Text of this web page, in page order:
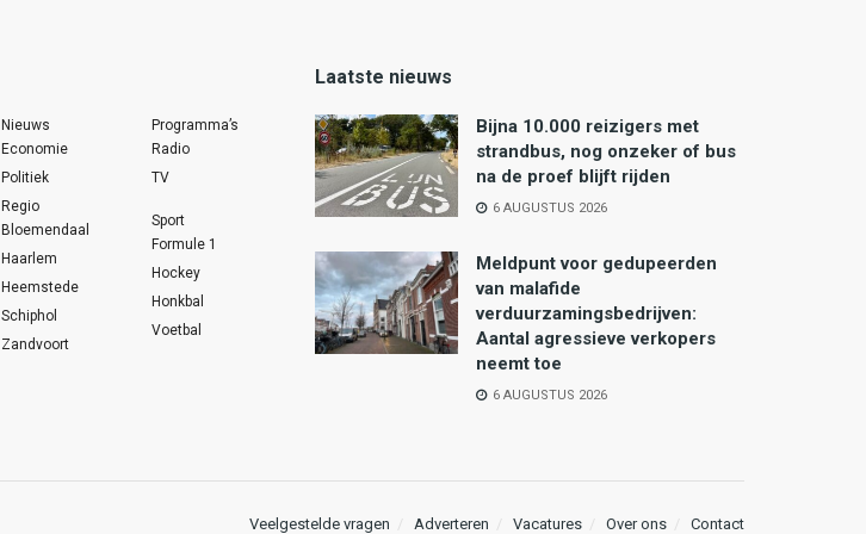
Nieuws
Economie
Politiek
Regio
Bloemendaal
Haarlem
Heemstede
Schiphol
Zandvoort
Programma’s
Radio
TV
Sport
Formule 1
Hockey
Honkbal
Voetbal
Laatste nieuws
Bijna 10.000 reizigers met
strandbus, nog onzeker of bus
na de proef blijft rijden
6 AUGUSTUS 2026
Meldpunt voor gedupeerden
van malafide
verduurzamingsbedrijven:
Aantal agressieve verkopers
neemt toe
6 AUGUSTUS 2026
Veelgestelde vragen Adverteren Vacatures Over ons Contact